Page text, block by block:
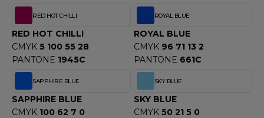
JAYS
ONE TOWELLING
CITY
RED HOT CHILLI
RED HOT CHILLI
CMYK 5 100 55 28
PANTONE 1945C
ROYAL BLUE
ROYAL BLUE
CMYK 96 71 13 2
PANTONE 661C
SAPPHIRE BLUE
SAPPHIRE BLUE
CMYK 100 62 7 0
SKY BLUE
SKY BLUE
CMYK 50 21 5 0